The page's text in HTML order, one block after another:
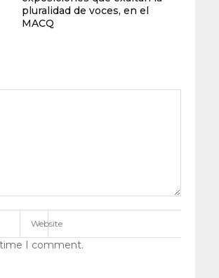
pluralidad de voces, en el
MACQ
I comment.